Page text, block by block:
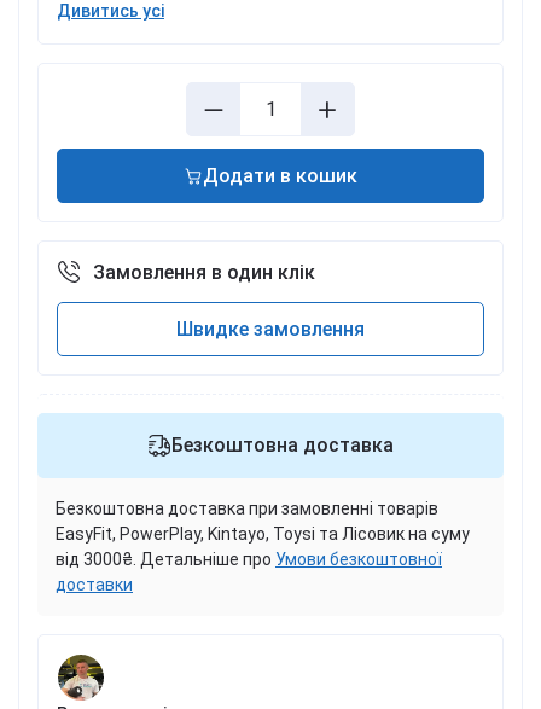
Дивитись усі
Додати в кошик
Замовлення в один клік
Швидке замовлення
Безкоштовна доставка
Безкоштовна доставка при замовленні товарів
EasyFit, PowerPlay, Kintayo, Toysi та Лісовик на суму
від 3000₴. Детальніше про Умови безкоштовної
доставки